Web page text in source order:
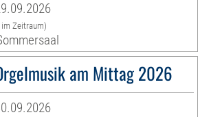
Zeitraum)
am Mittag 2026